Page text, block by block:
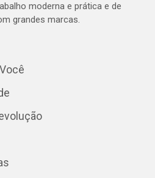
moderna e prática e de
grandes marcas.